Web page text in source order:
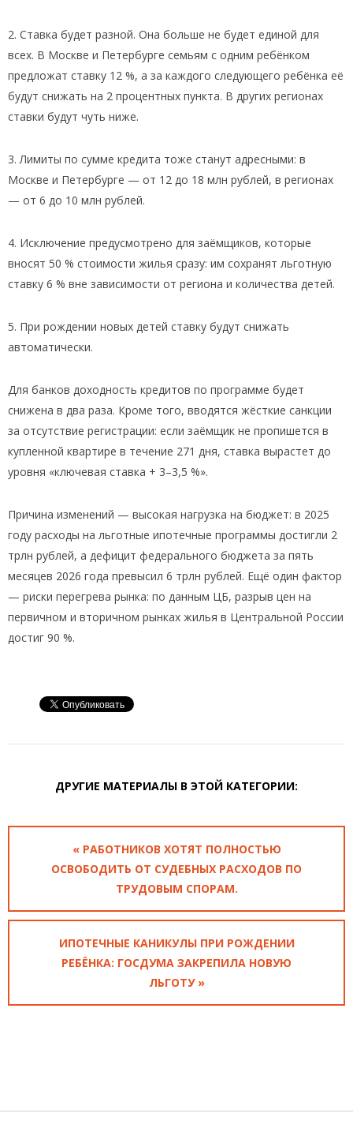
2. Ставка будет разной. Она больше не будет единой для
всех. В Москве и Петербурге семьям с одним ребёнком
предложат ставку 12 %, а за каждого следующего ребёнка её
будут снижать на 2 процентных пункта. В других регионах
ставки будут чуть ниже.
3. Лимиты по сумме кредита тоже станут адресными: в
Москве и Петербурге — от 12 до 18 млн рублей, в регионах
— от 6 до 10 млн рублей.
4. Исключение предусмотрено для заёмщиков, которые
вносят 50 % стоимости жилья сразу: им сохранят льготную
ставку 6 % вне зависимости от региона и количества детей.
5. При рождении новых детей ставку будут снижать
автоматически.
Для банков доходность кредитов по программе будет
снижена в два раза. Кроме того, вводятся жёсткие санкции
за отсутствие регистрации: если заёмщик не пропишется в
купленной квартире в течение 271 дня, ставка вырастет до
уровня «ключевая ставка + 3–3,5 %».
Причина изменений — высокая нагрузка на бюджет: в 2025
году расходы на льготные ипотечные программы достигли 2
трлн рублей, а дефицит федерального бюджета за пять
месяцев 2026 года превысил 6 трлн рублей. Ещё один фактор
— риски перегрева рынка: по данным ЦБ, разрыв цен на
первичном и вторичном рынках жилья в Центральной России
достиг 90 %.
ДРУГИЕ МАТЕРИАЛЫ В ЭТОЙ КАТЕГОРИИ:
« РАБОТНИКОВ ХОТЯТ ПОЛНОСТЬЮ
ОСВОБОДИТЬ ОТ СУДЕБНЫХ РАСХОДОВ ПО
ТРУДОВЫМ СПОРАМ.
ИПОТЕЧНЫЕ КАНИКУЛЫ ПРИ РОЖДЕНИИ
РЕБЁНКА: ГОСДУМА ЗАКРЕПИЛА НОВУЮ
ЛЬГОТУ »